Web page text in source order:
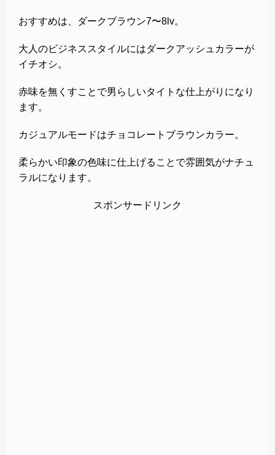
おすすめは、ダークブラウン7〜8lv。
大人のビジネススタイルにはダークアッシュカラーが
イチオシ。
赤味を無くすことで男らしいタイトな仕上がりになり
ます。
カジュアルモードはチョコレートブラウンカラー。
柔らかい印象の色味に仕上げることで雰囲気がナチュ
ラルになります。
スポンサードリンク